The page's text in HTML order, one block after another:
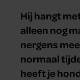
Hij hangt
alleen nog
nergens
normaal
heeft je